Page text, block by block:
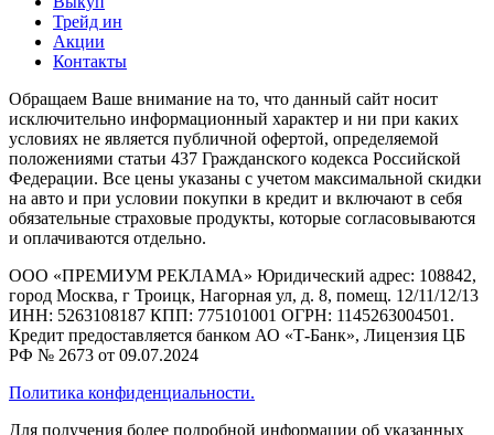
Трейд ин
Акции
Контакты
Обращаем Ваше внимание на то, что данный сайт носит
исключительно информационный характер и ни при каких
условиях не является публичной офертой, определяемой
положениями статьи 437 Гражданского кодекса Российской
Федерации. Все цены указаны с учетом максимальной скидки
на авто и при условии покупки в кредит и включают в себя
обязательные страховые продукты, которые согласовываются
и оплачиваются отдельно.
ООО «ПРЕМИУМ РЕКЛАМА» Юридический адрес: 108842,
город Москва, г Троицк, Нагорная ул, д. 8, помещ. 12/11/12/13
ИНН: 5263108187 КПП: 775101001 ОГРН: 1145263004501.
Кредит предоставляется банком АО «Т-Банк», Лицензия ЦБ
РФ № 2673 от 09.07.2024
Политика конфиденциальности.
Для получения более подробной информации об указанных